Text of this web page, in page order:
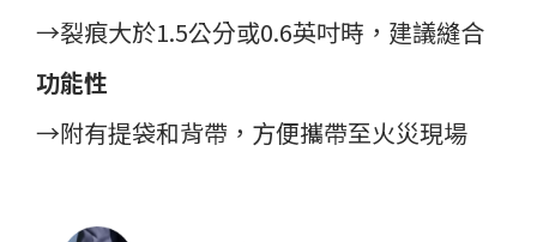
→裂痕大於1.5公分或0.6英吋時，建議縫合
功能性
→附有提袋和背帶，方便攜帶至火災現場